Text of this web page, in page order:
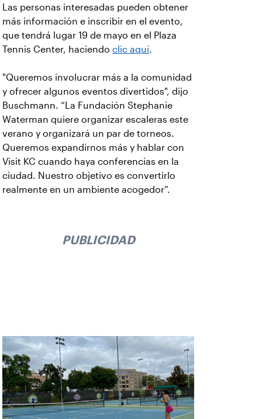
Las personas interesadas pueden obtener
más información e inscribir en el evento,
que tendrá lugar 19 de mayo en el Plaza
Tennis Center, haciendo clic aquí.
"Queremos involucrar más a la comunidad
y ofrecer algunos eventos divertidos", dijo
Buschmann. “La Fundación Stephanie
Waterman quiere organizar escaleras este
verano y organizará un par de torneos.
Queremos expandirnos más y hablar con
Visit KC cuando haya conferencias en la
ciudad. Nuestro objetivo es convertirlo
realmente en un ambiente acogedor”.
PUBLICIDAD